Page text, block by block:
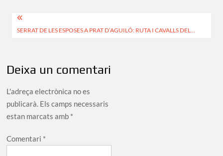
Navegació
d'entrades
SERRAT DE LES ESPOSES A PRAT D’AGUILÓ: RUTA I CAVALLS DEL…
Deixa un comentari
L'adreça electrònica no es
publicarà. Els camps necessaris
estan marcats amb *
Comentari *